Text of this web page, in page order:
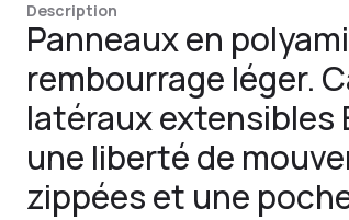
Description
Panneaux en
rembourrage léger.
latéraux
une liberté de
zippées et une